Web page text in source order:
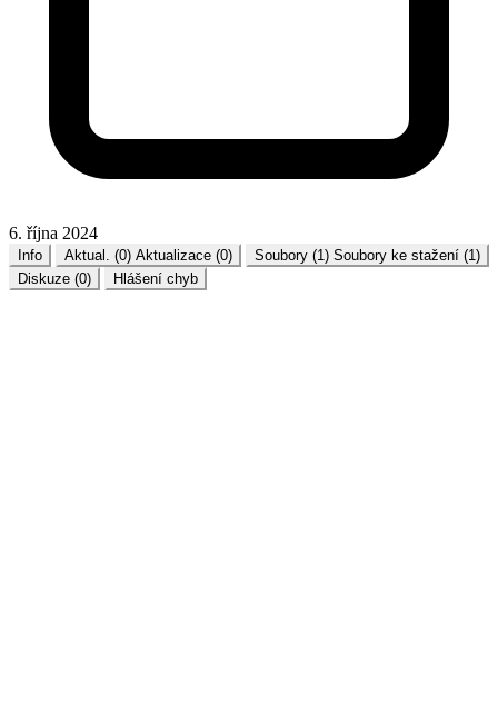
6. října 2024
Info Aktual. (0) Aktualizace (0) Soubory (1) Soubory ke stažení (1)
Diskuze (0)
Hlášení chyb